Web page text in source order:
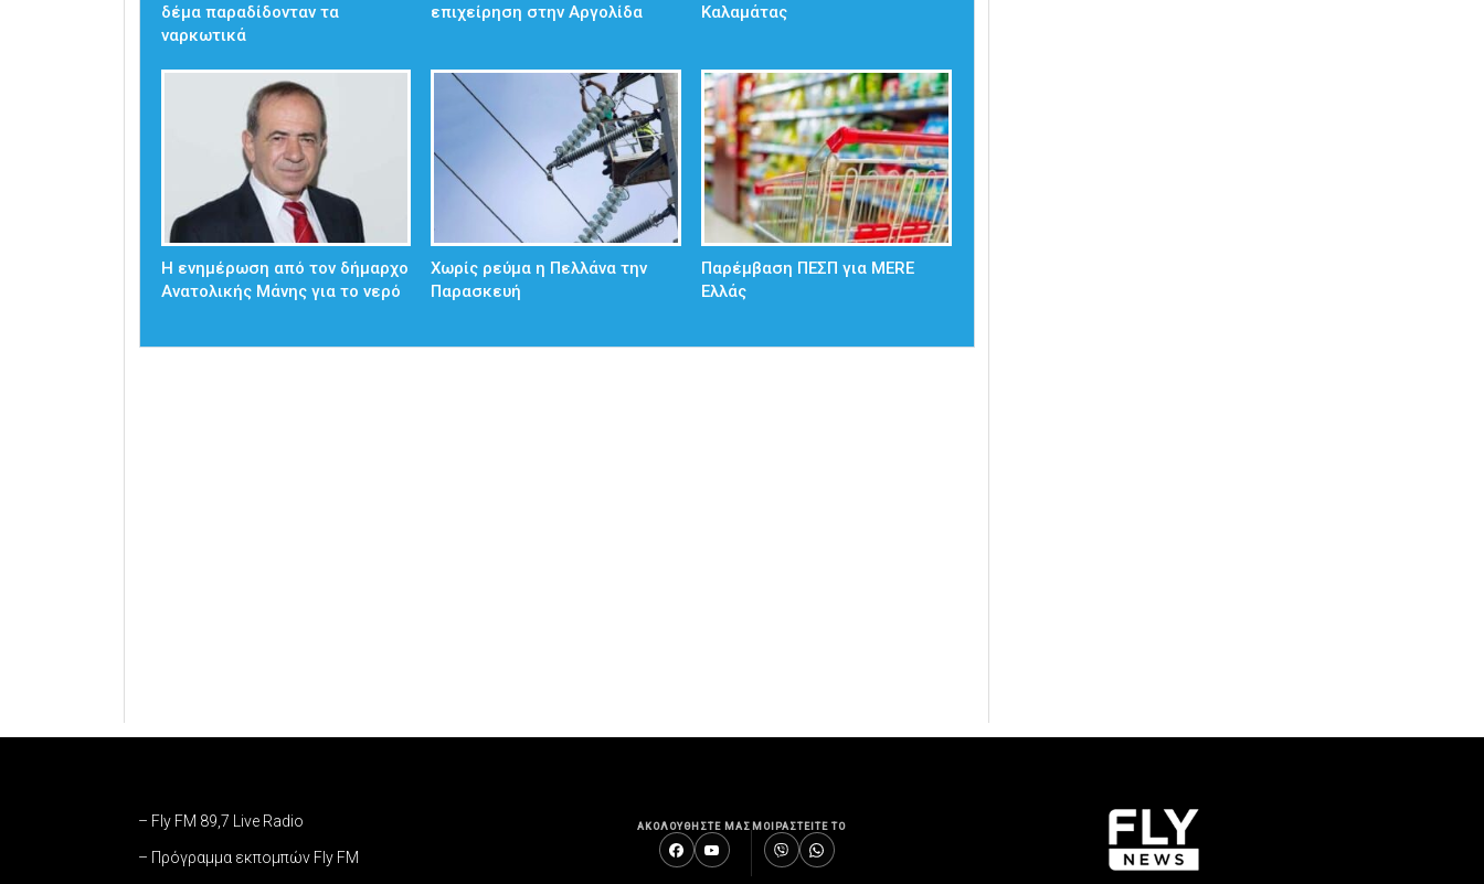
δέμα παραδίδονταν τα
ναρκωτικά
επιχείρηση στην Αργολίδα
Καλαμάτας
Η ενημέρωση από τον δήμαρχο
Ανατολικής Μάνης για το νερό
Χωρίς ρεύμα η Πελλάνα την
Παρασκευή
Παρέμβαση ΠΕΣΠ για MERE
Ελλάς
– Fly FM 89,7 Live Radio
– Πρόγραμμα εκπομπών Fly FM
ΑΚΟΛΟΥΘΗΣΤΕ ΜΑΣ ΜΟΙΡΑΣΤΕΙΤΕ ΤΟ